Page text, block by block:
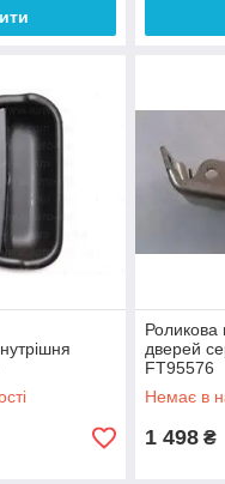
Роликова
дверей
FT95576
Немає в
1 498 ₴